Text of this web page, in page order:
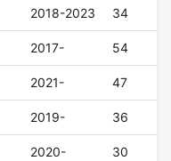
2018-2023 34
2017- 54
2021- 47
2019- 36
2020- 30